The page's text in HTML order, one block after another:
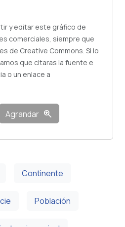
y editar este gráfico de
comerciales, siempre que
de Creative Commons. Si lo
que citaras la fuente e
o un enlace a
Agrandar zoom_in
Continente
Población